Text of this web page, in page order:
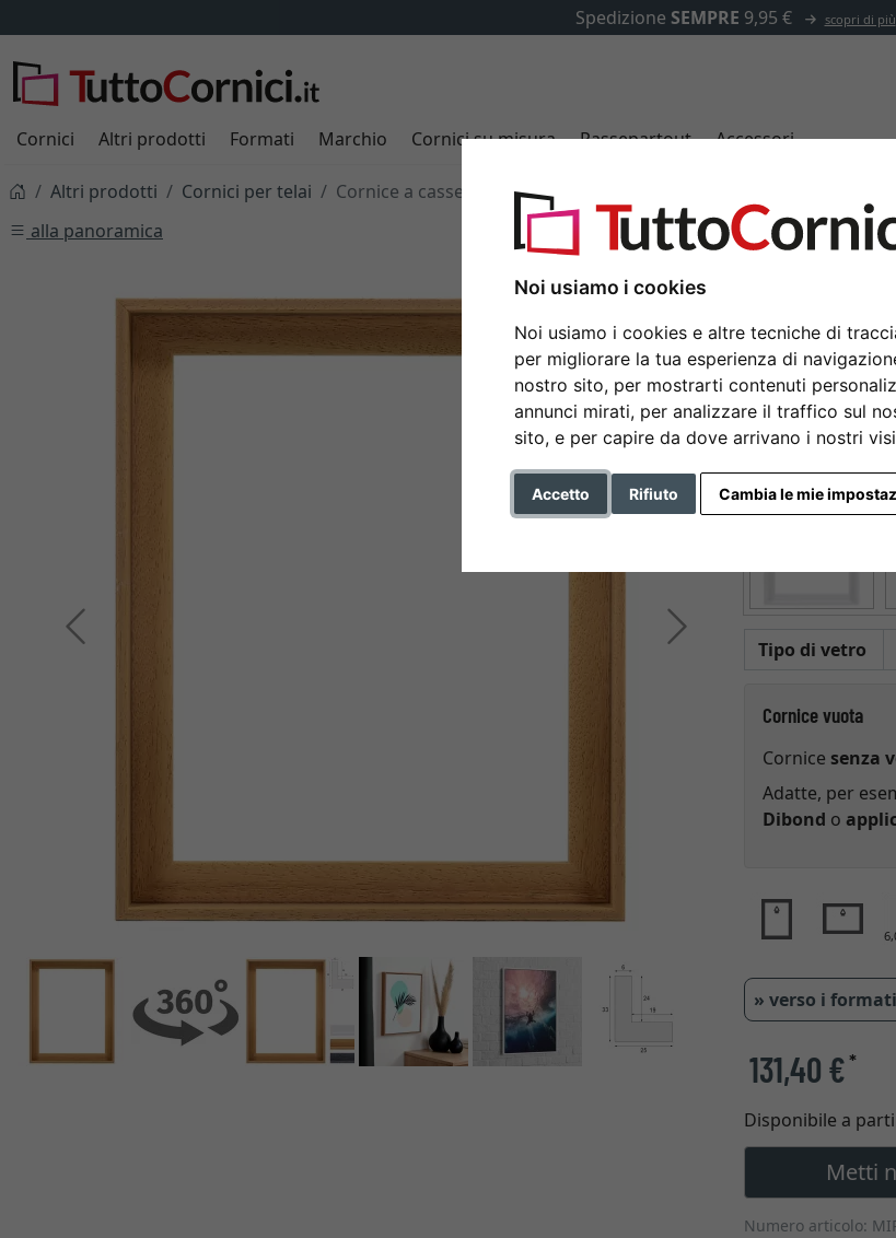
Noi usiamo i cookies
Noi usiamo i cookies e altre tecniche di
per migliorare la tua esperienza di
nostro sito, per mostrarti contenuti
annunci mirati, per analizzare il traffico sul
sito, e per capire da dove arrivano i nostri
Accetto Rifiuto Cambia le mie
✓500.000 articoli tra cui scegliere
Cornici Altri prodotti Formati Marchio Cornici su misura Passepartout Accessori
Altri prodotti Cornici per telai
Cornice a cassetta americana Eclipse, stretto
alla panoramica
Indietro Avanti
Cornice a
80x120 cm |
posteriore)
Formato
Tipo di vetro
Cornice vuota
Cornice senza
Adatte, per
Dibond o
» verso i
131,40 €*
Disponibile a
Metti
Numero articolo: